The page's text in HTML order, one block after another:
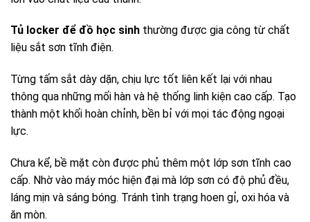
Tủ locker để đồ học sinh thường được gia công từ chất
liệu sắt sơn tĩnh điện.
Từng tấm sắt dày dặn, chịu lực tốt liên kết lại với nhau
thông qua những mối hàn và hệ thống linh kiện cao cấp. Tạo
thành một khối hoàn chỉnh, bền bỉ với mọi tác động ngoại
lực.
Chưa kể, bề mặt còn được phủ thêm một lớp sơn tĩnh cao
cấp. Nhờ vào máy móc hiện đại mà lớp sơn có độ phủ đều,
láng mịn và sáng bóng. Tránh tình trạng hoen gỉ, oxi hóa và
ăn mòn.